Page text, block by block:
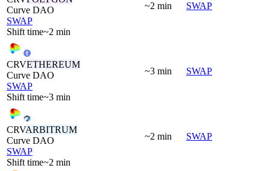
Curve DAO
SWAP
Shift time~2 min
~2 min SWAP
CRVETHEREUM
Curve DAO
SWAP
Shift time~3 min
~3 min SWAP
CRVARBITRUM
Curve DAO
SWAP
Shift time~2 min
~2 min SWAP